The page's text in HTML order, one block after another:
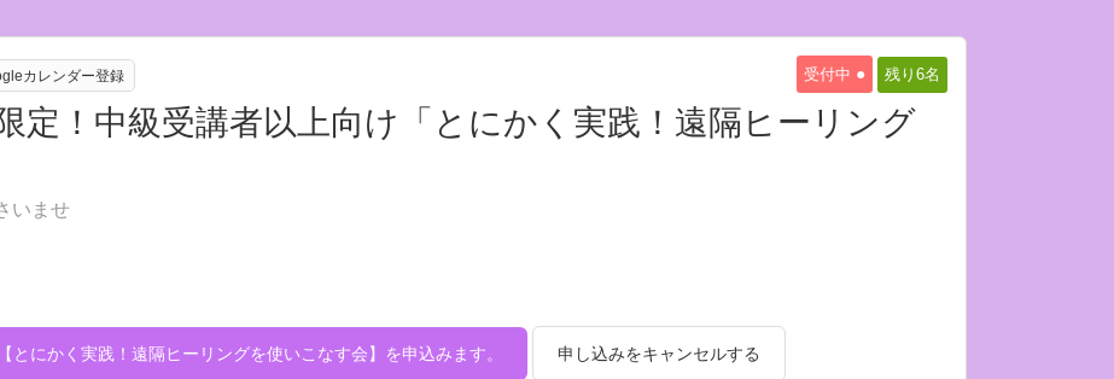
カレンダー登録 受付中 ● 残り6名
定！中級受講者以上向け「とにかく実践！遠隔ヒーリング
いませ
とにかく実践！遠隔ヒーリングを使いこなす会】を申込みます。 申し込みをキャンセルする